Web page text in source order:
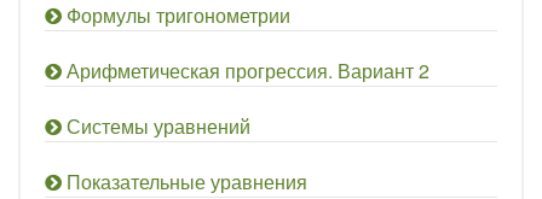
Формулы тригонометрии
Арифметическая прогрессия. Вариант 2
Системы уравнений
Показательные уравнения